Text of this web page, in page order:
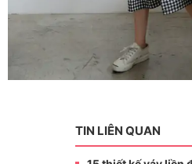
TIN LIÊN QUAN